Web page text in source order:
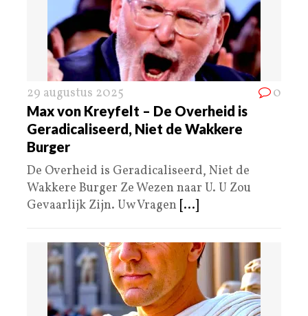
29 augustus 2025 0
Max von Kreyfelt – De Overheid is
Geradicaliseerd, Niet de Wakkere
Burger
De Overheid is Geradicaliseerd, Niet de
Wakkere Burger Ze Wezen naar U. U Zou
Gevaarlijk Zijn. Uw Vragen [...]